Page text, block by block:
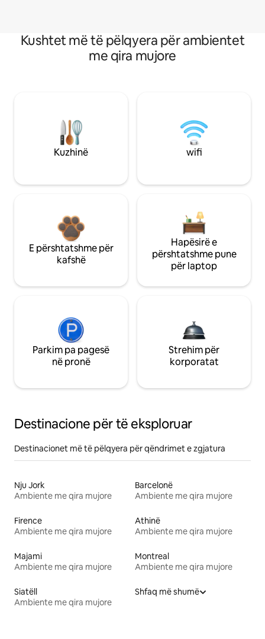
Kushtet më të pëlqyera për ambientet
me qira mujore
Kuzhinë wifi
E përshtatshme për
kafshë
Hapësirë e
përshtatshme pune
për laptop
Parkim pa pagesë
në pronë
Strehim për
korporatat
Destinacione për të eksploruar
Destinacionet më të pëlqyera për qëndrimet e zgjatura
Nju Jork
Ambiente me qira mujore
Barcelonë
Ambiente me qira mujore
Firence
Ambiente me qira mujore
Athinë
Ambiente me qira mujore
Majami
Ambiente me qira mujore
Montreal
Ambiente me qira mujore
Siatëll
Ambiente me qira mujore
Shfaq më shumë